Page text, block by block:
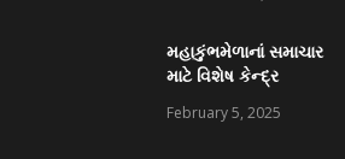
મહાકુંભમેળાનાં સમાચાર
માટે વિશેષ કેન્દ્ર
February 5, 2025